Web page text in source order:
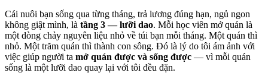
Cái nuôi bạn sống qua từng tháng, trả lương đúng hạn, ngủ ngon
không giật mình, là tầng 3 — lưỡi dao. Mỗi học viên mở quán là
một dòng chảy nguyên liệu nhỏ về túi bạn mỗi tháng. Một quán thì
nhỏ. Một trăm quán thì thành con sông. Đó là lý do tôi ám ảnh với
việc giúp người ta mở quán được và sống được — vì mỗi quán
sống là một lưỡi dao quay lại với tôi đều đặn.